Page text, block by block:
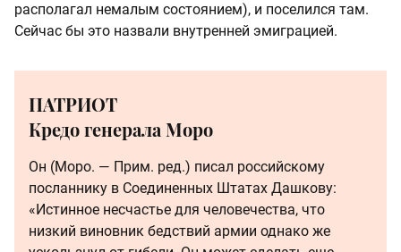
располагал немалым состоянием), и поселился там.
Сейчас бы это назвали внутренней эмиграцией.
ПАТРИОТ
Кредо генерала Моро
Он (Моро. — Прим. ред.) писал российскому
посланнику в Соединенных Штатах Дашкову:
«Истинное несчастье для человечества, что
низкий виновник бедствий армии однако же